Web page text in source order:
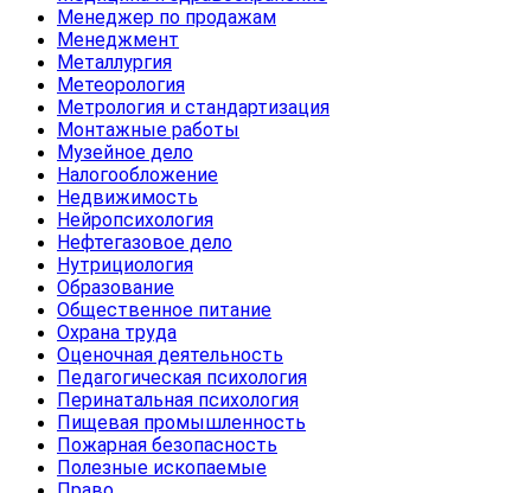
Менеджер по продажам
Менеджмент
Металлургия
Метеорология
Метрология и стандартизация
Монтажные работы
Музейное дело
Налогообложение
Недвижимость
Нейропсихология
Нефтегазовое дело
Нутрициология
Образование
Общественное питание
Охрана труда
Оценочная деятельность
Педагогическая психология
Перинатальная психология
Пищевая промышленность
Пожарная безопасность
Полезные ископаемые